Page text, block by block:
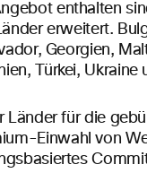
enthalten
erweitert.
Georgien,
Türkei, Ukraine
Länder für die
Einwahl von